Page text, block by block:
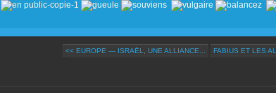
<< EUROPE — ISRAËL, UNE ALLIANCE... FABIUS ET LES